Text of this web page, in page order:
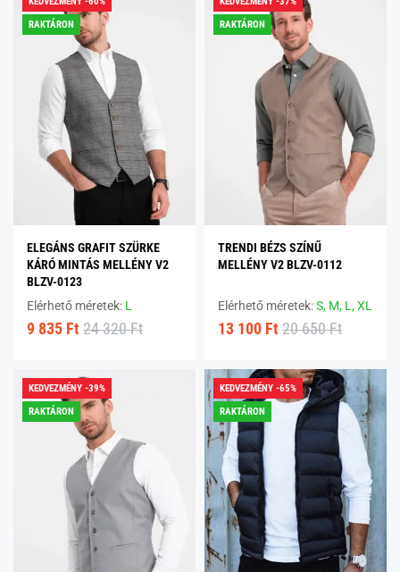
RAKTÁRON
ELEGÁNS GRAFIT SZÜRKE
KÁRÓ MINTÁS MELLÉNY V2
BLZV-0123
Elérhető méretek: L
9 835 Ft 24 320 Ft
RAKTÁRON
TRENDI BÉZS SZÍNŰ
MELLÉNY V2 BLZV-0112
Elérhető méretek:S, M, L,XL
13 100 Ft 20 650 Ft
KEDVEZMÉNY -39%
RAKTÁRON
KEDVEZMÉNY -65%
RAKTÁRON